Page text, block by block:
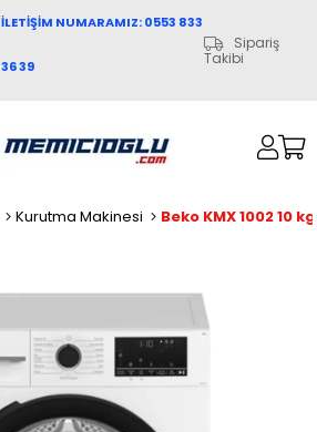
İLETİŞİM NUMARAMIZ: 0553 833
36 39
Sipariş
Takibi
Kurutma Makinesi Beko KMX 1002 10